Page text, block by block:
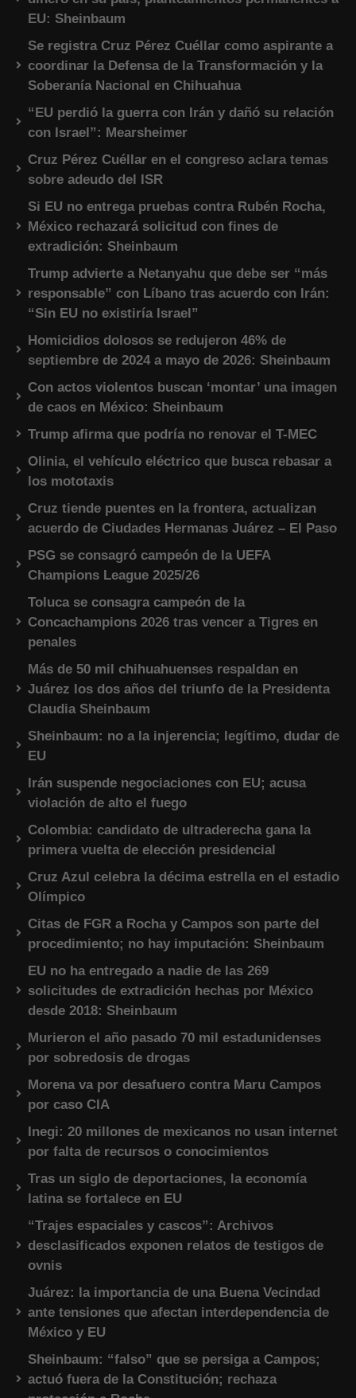
EU: Sheinbaum
Se registra Cruz Pérez Cuéllar como aspirante a
coordinar la Defensa de la Transformación y la
Soberanía Nacional en Chihuahua
“EU perdió la guerra con Irán y dañó su relación
con Israel”: Mearsheimer
Cruz Pérez Cuéllar en el congreso aclara temas
sobre adeudo del ISR
Si EU no entrega pruebas contra Rubén Rocha,
México rechazará solicitud con fines de
extradición: Sheinbaum
Trump advierte a Netanyahu que debe ser “más
responsable” con Líbano tras acuerdo con Irán:
“Sin EU no existiría Israel”
Homicidios dolosos se redujeron 46% de
septiembre de 2024 a mayo de 2026: Sheinbaum
Con actos violentos buscan ‘montar’ una imagen
de caos en México: Sheinbaum
Trump afirma que podría no renovar el T-MEC
Olinia, el vehículo eléctrico que busca rebasar a
los mototaxis
Cruz tiende puentes en la frontera, actualizan
acuerdo de Ciudades Hermanas Juárez – El Paso
PSG se consagró campeón de la UEFA
Champions League 2025/26
Toluca se consagra campeón de la
Concachampions 2026 tras vencer a Tigres en
penales
Más de 50 mil chihuahuenses respaldan en
Juárez los dos años del triunfo de la Presidenta
Claudia Sheinbaum
Sheinbaum: no a la injerencia; legítimo, dudar de
EU
Irán suspende negociaciones con EU; acusa
violación de alto el fuego
Colombia: candidato de ultraderecha gana la
primera vuelta de elección presidencial
Cruz Azul celebra la décima estrella en el estadio
Olímpico
Citas de FGR a Rocha y Campos son parte del
procedimiento; no hay imputación: Sheinbaum
EU no ha entregado a nadie de las 269
solicitudes de extradición hechas por México
desde 2018: Sheinbaum
Murieron el año pasado 70 mil estadunidenses
por sobredosis de drogas
Morena va por desafuero contra Maru Campos
por caso CIA
Inegi: 20 millones de mexicanos no usan internet
por falta de recursos o conocimientos
Tras un siglo de deportaciones, la economía
latina se fortalece en EU
“Trajes espaciales y cascos”: Archivos
desclasificados exponen relatos de testigos de
ovnis
Juárez: la importancia de una Buena Vecindad
ante tensiones que afectan interdependencia de
México y EU
Sheinbaum: “falso” que se persiga a Campos;
actuó fuera de la Constitución; rechaza